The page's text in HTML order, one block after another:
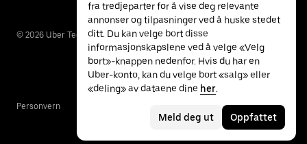
© 2026 Uber Technologies Inc.
Personvern
fra tredjeparter for å vise deg relevante
annonser og tilpasninger ved å huske stedet
ditt. Du kan velge bort disse
informasjonskapslene ved å velge «Velg
bort»-knappen nedenfor. Hvis du har en
Uber-konto, kan du velge bort «salg» eller
«deling» av dataene dine her.
Meld deg ut Oppfattet